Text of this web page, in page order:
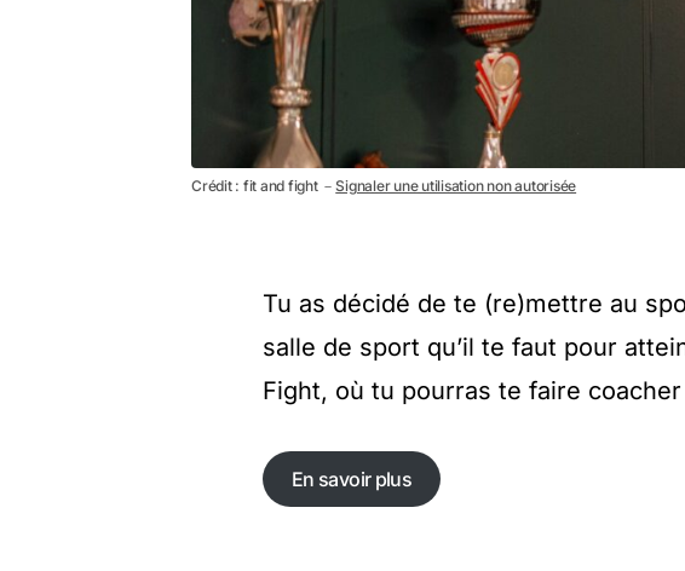
Crédit : fit and fight －Signaler une utilisation non autorisée
Tu as décidé de te (re)mettre au
salle de sport qu’il te faut pour
Fight, où tu pourras te faire
En savoir plus
En savoir plus